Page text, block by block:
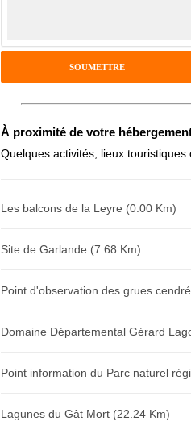
Antispam - Combien font 7x4 (en
Avis sur l'établissement :
À proximité de votre
Quelques activités, lieux
Les balcons de la Leyre (0.00 Km)
Site de Garlande (7.68 Km)
Point d'observation des grues
Domaine Départemental Gérard
Point information du Parc naturel
Lagunes du Gât Mort (22.24 Km)